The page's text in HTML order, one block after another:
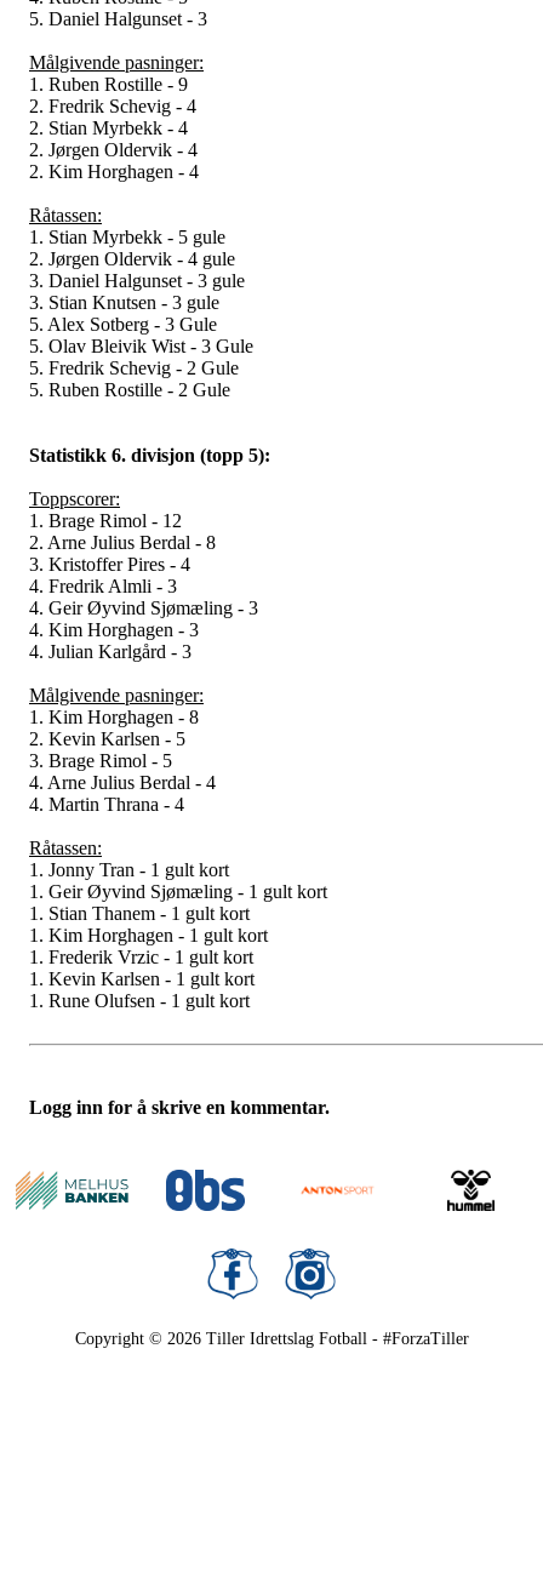
5. Daniel Halgunset - 3
Målgivende pasninger:
1. Ruben Rostille - 9
2. Fredrik Schevig - 4
2. Stian Myrbekk - 4
2. Jørgen Oldervik - 4
2. Kim Horghagen - 4
Råtassen:
1. Stian Myrbekk - 5 gule
2. Jørgen Oldervik - 4 gule
3. Daniel Halgunset - 3 gule
3. Stian Knutsen - 3 gule
5. Alex Sotberg - 3 Gule
5. Olav Bleivik Wist - 3 Gule
5. Fredrik Schevig - 2 Gule
5. Ruben Rostille - 2 Gule
Statistikk 6. divisjon (topp 5):
Toppscorer:
1. Brage Rimol - 12
2. Arne Julius Berdal - 8
3. Kristoffer Pires - 4
4. Fredrik Almli - 3
4. Geir Øyvind Sjømæling - 3
4. Kim Horghagen - 3
4. Julian Karlgård - 3
Målgivende pasninger:
1. Kim Horghagen - 8
2. Kevin Karlsen - 5
3. Brage Rimol - 5
4. Arne Julius Berdal - 4
4. Martin Thrana - 4
Råtassen:
1. Jonny Tran - 1 gult kort
1. Geir Øyvind Sjømæling - 1 gult kort
1. Stian Thanem - 1 gult kort
1. Kim Horghagen - 1 gult kort
1. Frederik Vrzic - 1 gult kort
1. Kevin Karlsen - 1 gult kort
1. Rune Olufsen - 1 gult kort
Logg inn for å skrive en kommentar.
Copyright © 2026 Tiller Idrettslag Fotball - #ForzaTiller